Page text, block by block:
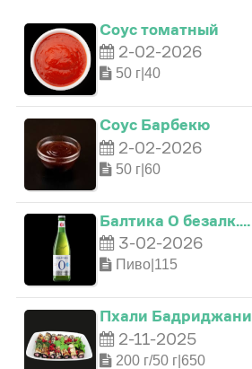
Соус томатный
2-02-2026
50 г|40
Соус Барбекю
2-02-2026
50 г|60
Балтика 0 безалк.…
3-02-2026
Пиво|115
Пхали Бадриджани
2-11-2025
200 г/50 г|650
1
1
3
0